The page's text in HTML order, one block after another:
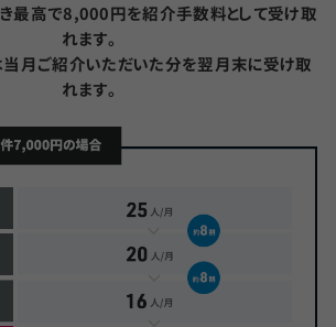
最高で8,000円を紹介手数料として受け取
れます。
当月ご紹介いただいた分を翌月末に受け取
れます。